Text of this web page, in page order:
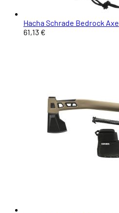
Hacha Schrade Bedrock Axe
61,13 €